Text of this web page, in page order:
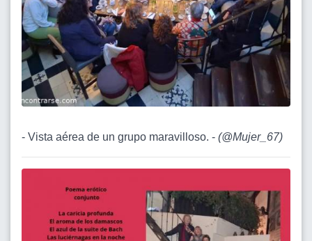
- Vista aérea de un grupo maravilloso. - (@Mujer_67)